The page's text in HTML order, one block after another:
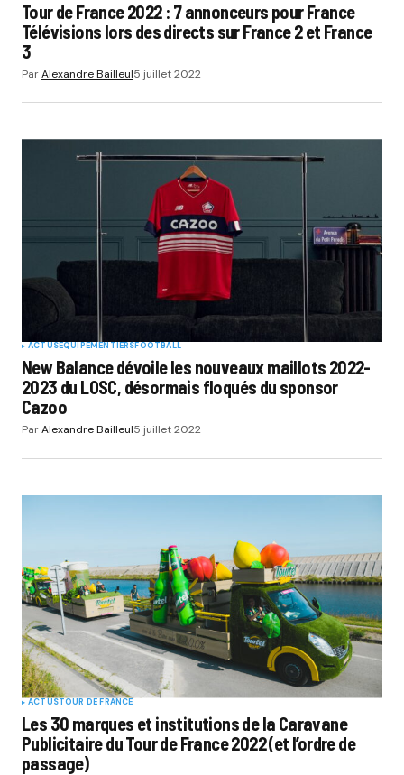
Tour de France 2022 : 7 annonceurs pour France
Télévisions lors des directs sur France 2 et France
3
ParAlexandre Bailleul5 juillet 2022
ACTUSEQUIPEMENTIERSFOOTBALL
New Balance dévoile les nouveaux maillots 2022-
2023 du LOSC, désormais floqués du sponsor
Cazoo
ParAlexandre Bailleul5 juillet 2022
ACTUSTOUR DE FRANCE
Les 30 marques et institutions de la Caravane
Publicitaire du Tour de France 2022 (et l’ordre de
passage)